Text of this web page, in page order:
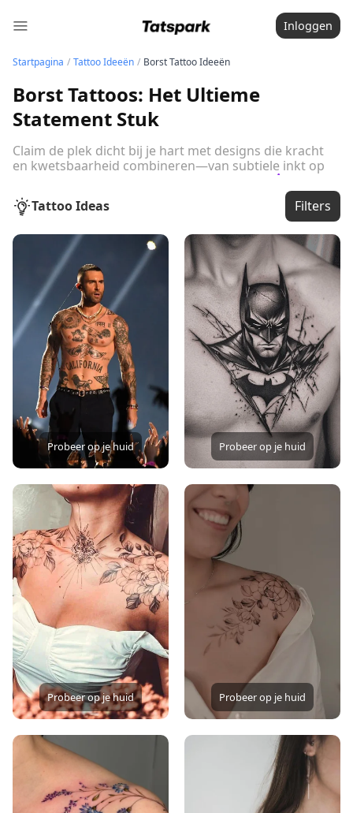
Inloggen
Startpagina / Tattoo Ideeën / Borst Tattoo Ideeën
Borst Tattoos: Het Ultieme
Statement Stuk
Claim de plek dicht bij je hart met designs die kracht
en kwetsbaarheid combineren—van subtiele inkt op
de volledige gids
Tattoo Ideas Filters
Probeer op je huid Probeer op je huid
Probeer op je huid Probeer op je huid